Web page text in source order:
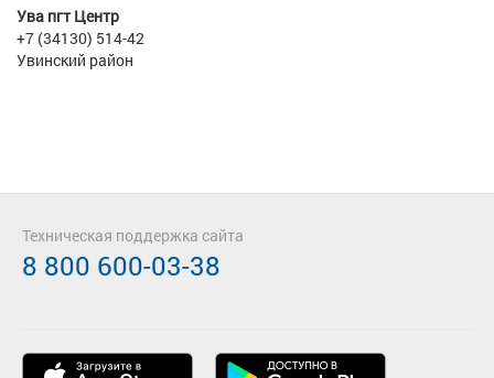
Ува пгт Центр
+7 (34130) 514-42
Увинский район
Техническая поддержка сайта
8 800 600-03-38